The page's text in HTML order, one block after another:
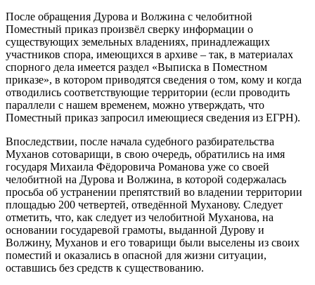
После обращения Дурова и Волжина с челобитной
Поместный приказ произвёл сверку информации о
существующих земельных владениях, принадлежащих
участников спора, имеющихся в архиве – так, в материалах
спорного дела имеется раздел «Выписка в Поместном
приказе», в котором приводятся сведения о том, кому и когда
отводились соответствующие территории (если проводить
параллели с нашем временем, можно утверждать, что
Поместный приказ запросил имеющиеся сведения из ЕГРН).
Впоследствии, после начала судебного разбирательства
Муханов сотоварищи, в свою очередь, обратились на имя
государя Михаила Фёдоровича Романова уже со своей
челобитной на Дурова и Волжина, в которой содержалась
просьба об устранении препятствий во владении территории
площадью 200 четвертей, отведённой Муханову. Следует
отметить, что, как следует из челобитной Муханова, на
основании государевой грамоты, выданной Дурову и
Волжину, Муханов и его товарищи были выселены из своих
поместий и оказались в опасной для жизни ситуации,
оставшись без средств к существованию.